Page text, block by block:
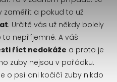
zaměřit a pokud to už
. Určitě vás už někdy bolely
to nepříjemné. A váš
říct nedokáže a proto je
zuby nejsou v pořádku.
o psí ani kočičí zuby nikdo